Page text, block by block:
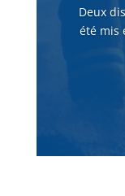
Deux
été mis